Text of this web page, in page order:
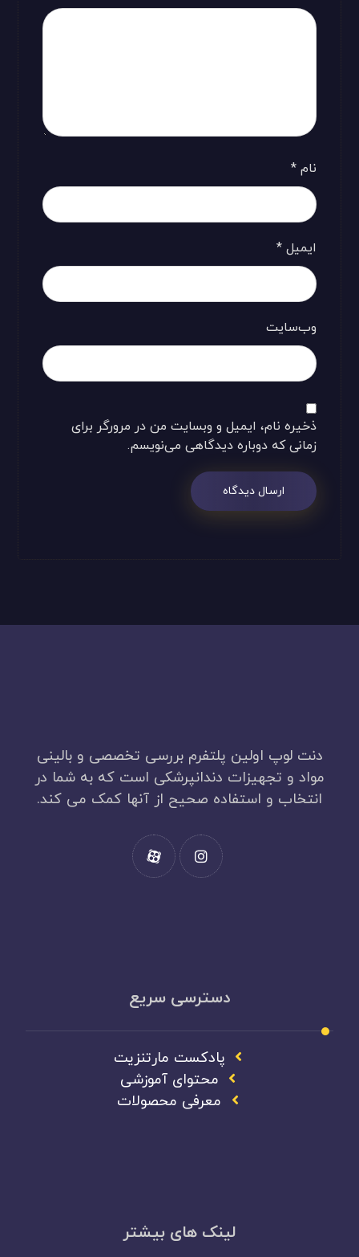
نام*
ایمیل*
وب‌سایت
ذخیره نام، ایمیل و وبسایت من در مرورگر برای
زمانی که دوباره دیدگاهی می‌نویسم.
ارسال دیدگاه
دنت لوپ اولین پلتفرم بررسی تخصصی و بالینی
مواد و تجهیزات دندانپرشکی است که به شما در
انتخاب و استفاده صحیح از آنها کمک می کند.
دسترسی سریع
پادکست مارتنزیت
محتوای آموزشی
معرفی محصولات
لینک های بیشتر